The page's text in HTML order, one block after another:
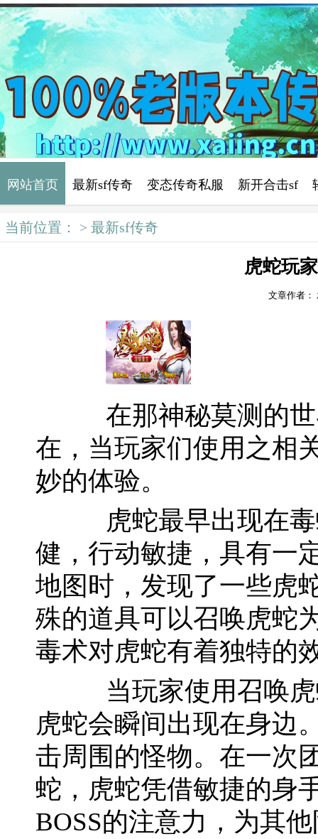
网站首页 最新sf传奇 变态传奇私服 新开合击sf
传奇私服 变态
当前位置： > 最新sf传奇
虎蛇玩
文章作者：
在那神秘莫测的世
在，当玩家们使用之相
妙的体验。
虎蛇最早出现在毒
健，行动敏捷，具有一
地图时，发现了一些虎
殊的道具可以召唤虎蛇
毒术对虎蛇有着独特的
当玩家使用召唤虎
虎蛇会瞬间出现在身边
击周围的怪物。在一次
蛇，虎蛇凭借敏捷的身
BOSS的注意力，为其